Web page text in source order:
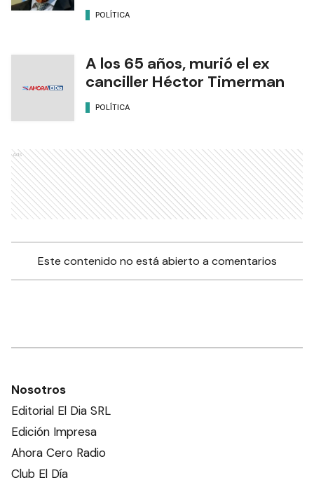
POLÍTICA
A los 65 años, murió el ex
canciller Héctor Timerman
POLÍTICA
Ads
Este contenido no está abierto a comentarios
Nosotros
Editorial El Dia SRL
Edición Impresa
Ahora Cero Radio
Club El Día